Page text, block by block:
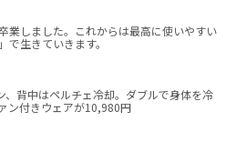
業しました。これからは最高に使いやすい
で生きていきます。
、背中はペルチェ冷却。ダブルで身体を冷
ン付きウェアが10,980円